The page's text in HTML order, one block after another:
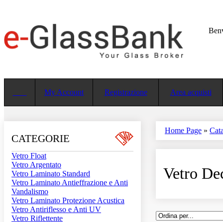
My Account Registrazione Area acquisti
CATEGORIE
Vetro Float
Vetro Argentato
Vetro Laminato Standard
Vetro Laminato Antieffrazione e Anti
Vandalismo
Vetro Laminato Protezione Acustica
Vetro Antiriflesso e Anti UV
Vetro Riflettente
Home Page »
Vetro